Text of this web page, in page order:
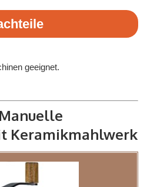
geeignet.
Keramikmahlwerk